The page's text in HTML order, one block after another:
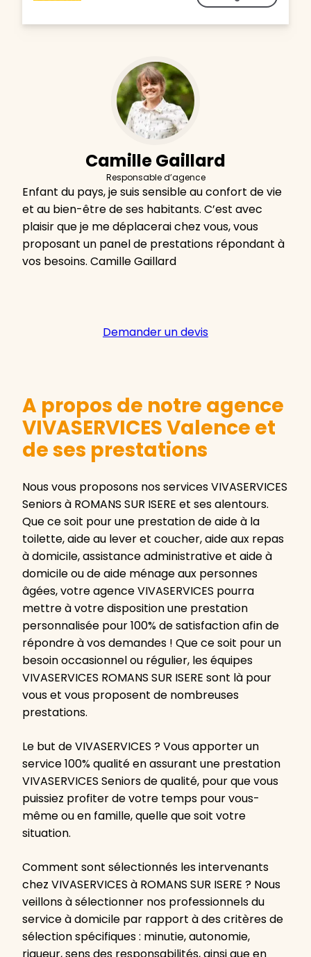
Camille Gaillard
Responsable d’agence
Enfant du pays, je suis sensible au confort de vie
et au bien-être de ses habitants. C’est avec
plaisir que je me déplacerai chez vous, vous
proposant un panel de prestations répondant à
vos besoins. Camille Gaillard
Demander un devis
A propos de notre agence
VIVASERVICES Valence et
de ses prestations
Nous vous proposons nos services VIVASERVICES
Seniors à ROMANS SUR ISERE et ses alentours.
Que ce soit pour une prestation de aide à la
toilette, aide au lever et coucher, aide aux repas
à domicile, assistance administrative et aide à
domicile ou de aide ménage aux personnes
âgées, votre agence VIVASERVICES pourra
mettre à votre disposition une prestation
personnalisée pour 100% de satisfaction afin de
répondre à vos demandes ! Que ce soit pour un
besoin occasionnel ou régulier, les équipes
VIVASERVICES ROMANS SUR ISERE sont là pour
vous et vous proposent de nombreuses
prestations.
Le but de VIVASERVICES ? Vous apporter un
service 100% qualité en assurant une prestation
VIVASERVICES Seniors de qualité, pour que vous
puissiez profiter de votre temps pour vous-
même ou en famille, quelle que soit votre
situation.
Comment sont sélectionnés les intervenants
chez VIVASERVICES à ROMANS SUR ISERE ? Nous
veillons à sélectionner nos professionnels du
service à domicile par rapport à des critères de
sélection spécifiques : minutie, autonomie,